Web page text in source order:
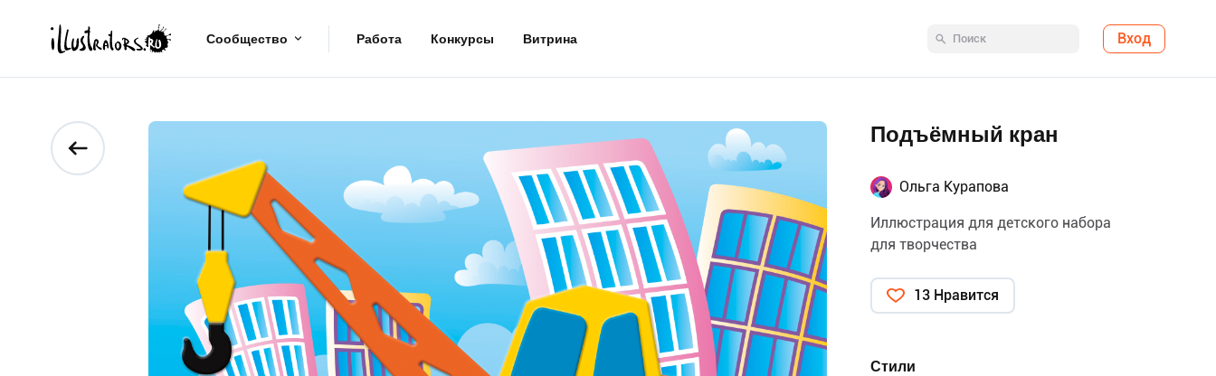
Сообщество Работа Конкурсы Витрина Вход
Подъёмный кран
Ольга Курапова
Иллюстрация для детского набора
для творчества
13 Нравится
Стили